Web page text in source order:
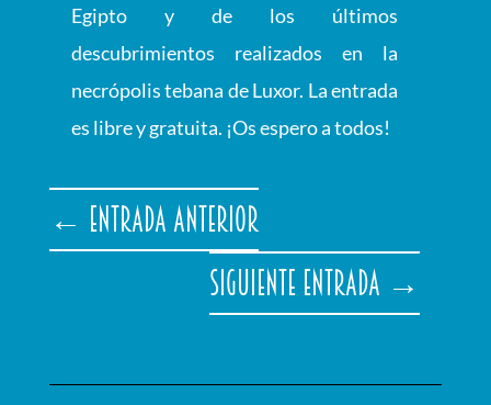
Egipto y de los últimos
descubrimientos realizados en la
necrópolis tebana de Luxor. La entrada
es libre y gratuita. ¡Os espero a todos!
← Entrada anterior
Siguiente entrada →